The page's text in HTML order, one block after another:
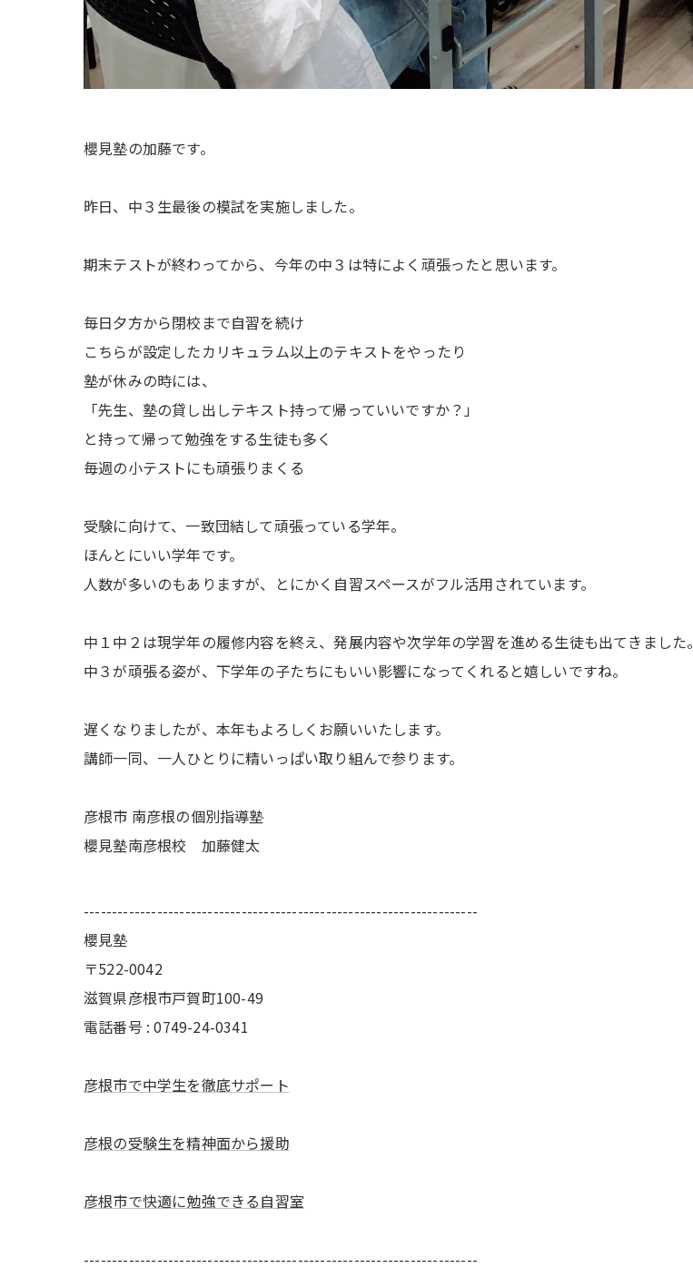
櫻見塾の加藤です。
昨日、中３生最後の模試を実施しました。
期末テストが終わってから、今年の中３は特によく頑張ったと思います。
毎日夕方から閉校まで自習を続け
こちらが設定したカリキュラム以上のテキストをやったり
塾が休みの時には、
「先生、塾の貸し出しテキスト持って帰っていいですか？」
と持って帰って勉強をする生徒も多く
毎週の小テストにも頑張りまくる
受験に向けて、一致団結して頑張っている学年。
ほんとにいい学年です。
人数が多いのもありますが、とにかく自習スペースがフル活用されています。
中１中２は現学年の履修内容を終え、発展内容や次学年の学習を進める生徒も出てきました。
中３が頑張る姿が、下学年の子たちにもいい影響になってくれると嬉しいですね。
遅くなりましたが、本年もよろしくお願いいたします。
講師一同、一人ひとりに精いっぱい取り組んで参ります。
彦根市 南彦根の個別指導塾
櫻見塾南彦根校 加藤健太
----------------------------------------------------------------------
櫻見塾
〒522-0042
滋賀県彦根市戸賀町100-49
電話番号 : 0749-24-0341
彦根市で中学生を徹底サポート
彦根の受験生を精神面から援助
彦根市で快適に勉強できる自習室
----------------------------------------------------------------------